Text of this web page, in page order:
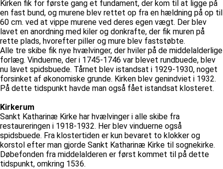
Kirken fik for første gang et fundament, der kom til at ligge på
en fast bund, og murene blev rettet op fra en hældning på op til
60 cm. ved at vippe murene ved deres egen vægt. Der blev
lavet en anordning med kiler og donkrafte, der fik muren på
rette plads, hvorefter piller og mure blev faststøbte.
Alle tre skibe fik nye hvælvinger, der hviler på de middelalderlige
forlæg. Vinduerne, der i 1745-1746 var blevet rundbuede, blev
nu lavet spidsbuede. Tårnet blev istandsat i 1929-1930, noget
forsinket af økonomiske grunde. Kirken blev genindviet i 1932.
På dette tidspunkt havde man også fået istandsat klosteret.
Kirkerum
Sankt Katharinæ Kirke har hvælvinger i alle skibe fra
restaureringen i 1918-1932. Her blev vinduerne også
spidsbuede. Fra klostertiden er kun bevaret to klokker og
korstol efter man gjorde Sankt Katharinæ Kirke til sognekirke.
Døbefonden fra middelalderen er først kommet til på dette
tidspunkt, omkring 1536.